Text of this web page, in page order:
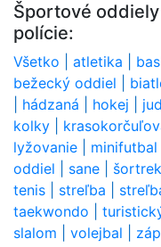
Športové
polície:
Všetko atletika
bežecký oddiel
hádzaná hokej
kolky
lyžovanie
minifutbal
oddiel
sane šortrek
tenis
streľba
taekwondo
slalom
volejbal